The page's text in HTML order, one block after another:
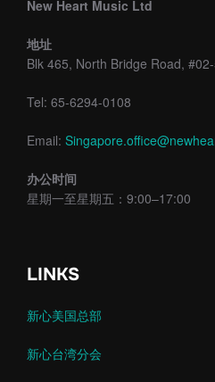
New Heart Music Ltd
地址
Blk 465, North Bridge Road,
Tel: 65-6294-0108
Email:
办公时间
星期一至星期五：9:00–17:00
LINKS
新心美国总部
新心台湾分会